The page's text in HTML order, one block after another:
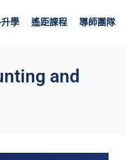
學 遙距課程 導師團隊
and